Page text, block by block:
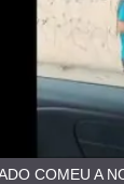
COMEU A